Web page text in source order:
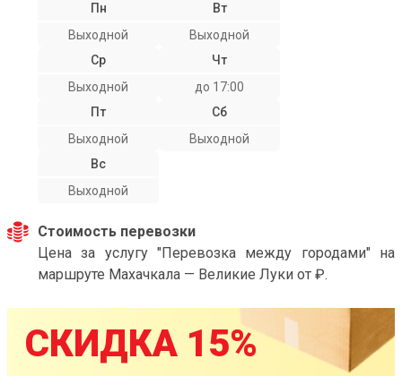
Пн
Выходной
Вт
Выходной
Ср
Выходной
Чт
до 17:00
Пт
Выходной
Сб
Выходной
Вс
Выходной
Стоимость перевозки
Цена за услугу "Перевозка между городами" на
маршруте Махачкала — Великие Луки от ₽.
СКИДКА 15%